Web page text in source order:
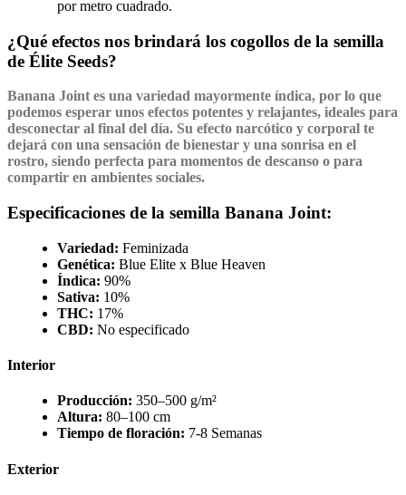
por metro cuadrado.
¿Qué efectos nos brindará los cogollos de la semilla
de Élite Seeds?
Banana Joint es una variedad mayormente índica, por lo que
podemos esperar unos efectos potentes y relajantes, ideales para
desconectar al final del día. Su efecto narcótico y corporal te
dejará con una sensación de bienestar y una sonrisa en el
rostro, siendo perfecta para momentos de descanso o para
compartir en ambientes sociales.
Especificaciones de la semilla Banana Joint:
Variedad: Feminizada
Genética: Blue Elite x Blue Heaven
Índica: 90%
Sativa: 10%
THC: 17%
CBD: No especificado
Interior
Producción: 350–500 g/m²
Altura: 80–100 cm
Tiempo de floración: 7-8 Semanas
Exterior